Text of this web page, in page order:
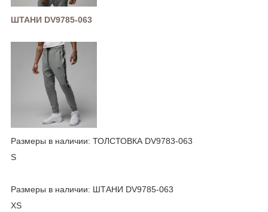
ШТАНИ DV9785-063
Размеры в наличии: ТОЛСТОВКА DV9783-063
S
Размеры в наличии: ШТАНИ DV9785-063
XS